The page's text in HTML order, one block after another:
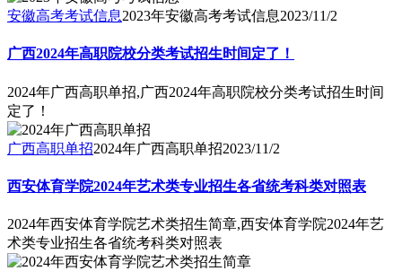
安徽高考考试信息2023年安徽高考考试信息2023/11/2
广西2024年高职院校分类考试招生时间定了！
2024年广西高职单招,广西2024年高职院校分类考试招生时间
定了！
广西高职单招2024年广西高职单招2023/11/2
西安体育学院2024年艺术类专业招生各省统考科类对照表
2024年西安体育学院艺术类招生简章,西安体育学院2024年艺
术类专业招生各省统考科类对照表